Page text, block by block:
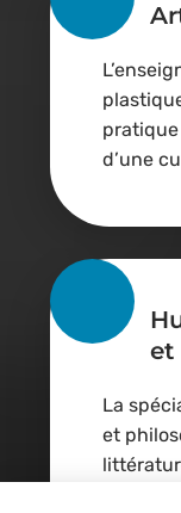
d’une
et
La
et
toutes